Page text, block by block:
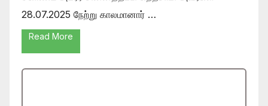
28.07.2025 நேற்று காலமானார் …
Read More